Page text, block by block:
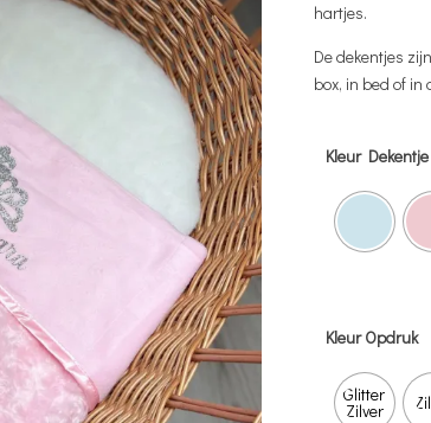
hartjes.
De dekentjes
box, in bed of
Kleur Dekentje
Kleur Opdruk
Glitter
Zilver